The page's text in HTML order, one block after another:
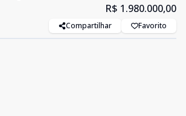
R$ 1.980.000,00
Compartilhar Favorito